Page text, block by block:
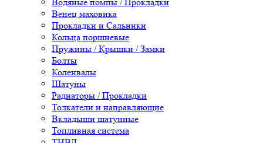
Венец маховика
Прокладки и Сальники
Кольца поршневые
Пружины / Крышки / Замки
Болты
Коленвалы
Шатуны
Радиаторы / Прокладки
Толкатели и направляющие
Вкладыши шатунные
Топливная система